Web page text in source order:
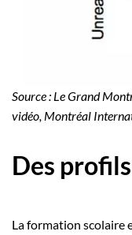
Source : Le Grand
vidéo, Montréal
Des
La formation scolaire